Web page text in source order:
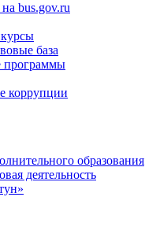
bus.gov.ru
база
коррупции
образования
деятельность